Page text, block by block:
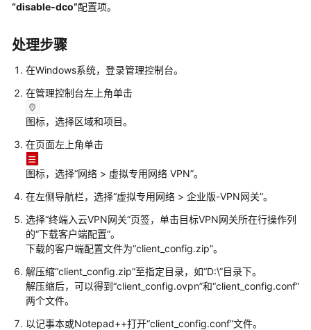
户
指
南
管
理
员
指
南
最
实
践
故
障
排
“disable-dco”配置项。
处理步骤
在Windows系统，登录管理控制台。
在管理控制台左上角单击
图标，选择区域和项目。
在页面左上角单击
图标，选择“网络 > 虚拟专用网络 VPN”。
在左侧导航栏，选择“虚拟专用网络 > 企业版-VPN网关”。
选择“终端入云VPN网关”页签，单击目标VPN网关所在行操作列
的“下载客户端配置”。
下载的客户端配置文件为“client_config.zip”。
解压缩“client_config.zip”至指定目录，如“D:\”目录下。
解压缩后，可以得到“client_config.ovpn”和“client_config.conf”
两个文件。
以记事本或Notepad++打开“client_config.conf”文件。